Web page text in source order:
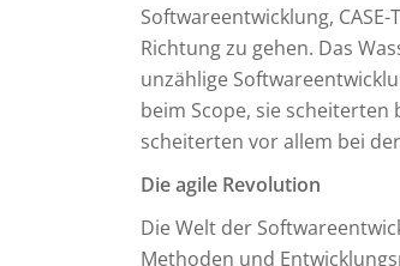
Softwareentwicklung,
Richtung zu gehen. Das
unzählige
beim Scope, sie
scheiterten vor allem bei
Die agile Revolution
Die Welt der
Methoden und